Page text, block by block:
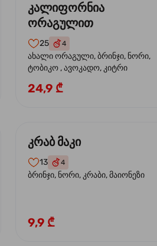
კალიფორნია
ორაგულით
25 4
ახალი ორაგული, ბრინჯი, ნორი,
ტობიკო , ავოკადო, კიტრი
24,9 ₾
კრაბ მაკი
13 4
ბრინჯი, ნორი, კრაბი, მაიონეზი
9,9 ₾